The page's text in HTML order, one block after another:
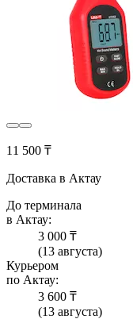
11 500 ₸
Доставка в Актау
До терминала
в Актау:
3 000 ₸
(13 августа)
Курьером
по Актау:
3 600 ₸
(13 августа)